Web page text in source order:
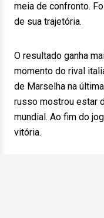
meia de confronto.
de sua trajetória.
O resultado ganha
momento do rival
de Marselha na
russo mostrou estar
mundial. Ao fim do
vitória.